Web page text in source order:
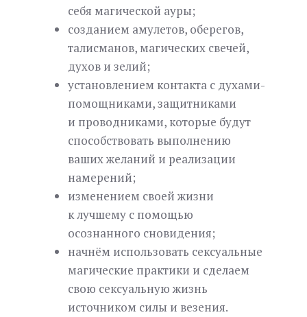
себя магической ауры;
созданием амулетов, оберегов,
талисманов, магических свечей,
духов и зелий;
установлением контакта с духами-
помощниками, защитниками
и проводниками, которые будут
способствовать выполнению
ваших желаний и реализации
намерений;
изменением своей жизни
к лучшему с помощью
осознанного сновидения;
начнём использовать сексуальные
магические практики и сделаем
свою сексуальную жизнь
источником силы и везения.